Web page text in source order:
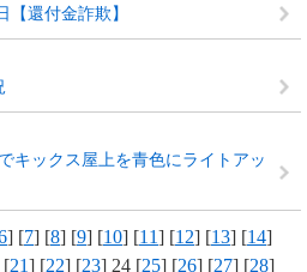
【還付金詐欺】
キックス屋上を青色にライトアッ
] [7] [8] [9] [10] [11] [12] [13] [14]
[21] [22] [23] 24 [25] [26] [27] [28]